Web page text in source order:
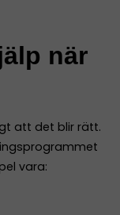
när
att det blir rätt.
vara: